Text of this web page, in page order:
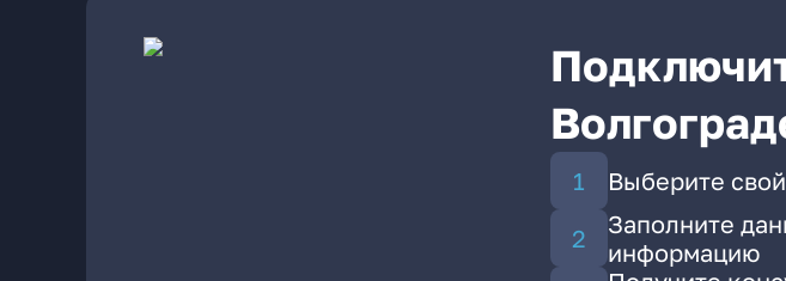
Выберите
Заполните
информацию